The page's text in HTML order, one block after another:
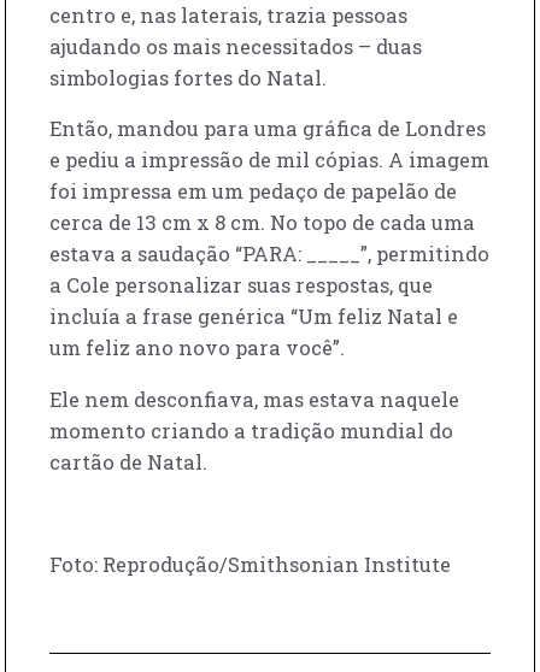
centro e, nas laterais, trazia pessoas
ajudando os mais necessitados – duas
simbologias fortes do Natal.
Então, mandou para uma gráfica de Londres
e pediu a impressão de mil cópias. A imagem
foi impressa em um pedaço de papelão de
cerca de 13 cm x 8 cm. No topo de cada uma
estava a saudação “PARA: _____”, permitindo
a Cole personalizar suas respostas, que
incluía a frase genérica “Um feliz Natal e
um feliz ano novo para você”.
Ele nem desconfiava, mas estava naquele
momento criando a tradição mundial do
cartão de Natal.
Foto: Reprodução/Smithsonian Institute